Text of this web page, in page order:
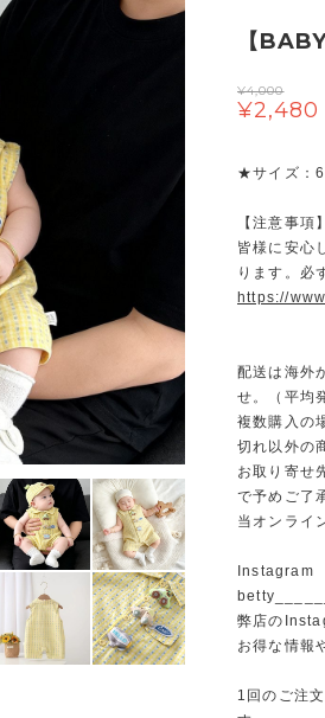
【
¥4,000
¥2,480
★サイズ：
【注意事項
皆様に安心
ります。必
https://
配送は海外
せ。（平均
複数購入の
切れ以外の
お取り寄せ
で予めご了
当オンライ
Instagram
弊店の
お得な情報
1回のご注